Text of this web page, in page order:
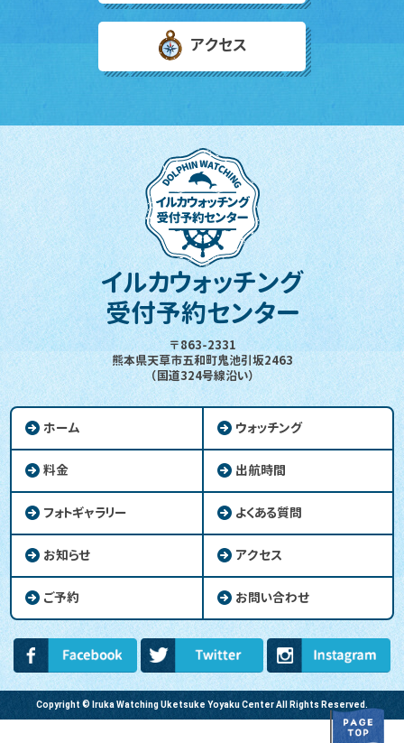
アクセス
イルカウォッチング
受付予約センター
〒863-2331
熊本県天草市五和町鬼池引坂2463
（国道324号線沿い）
ホーム ウォッチング
料金 出航時間
フォトギャラリー よくある質問
お知らせ アクセス
ご予約 お問い合わせ
Copyright © Iruka Watching Uketsuke Yoyaku Center All Rights Reserved.